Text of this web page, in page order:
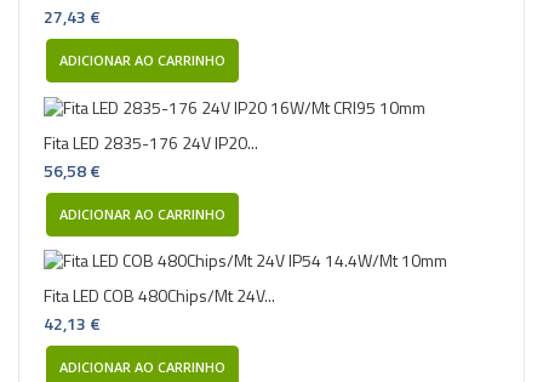
27,43 €
ADICIONAR AO CARRINHO
Fita LED 2835-176 24V IP20...
56,58 €
ADICIONAR AO CARRINHO
Fita LED COB 480Chips/Mt 24V...
42,13 €
ADICIONAR AO CARRINHO